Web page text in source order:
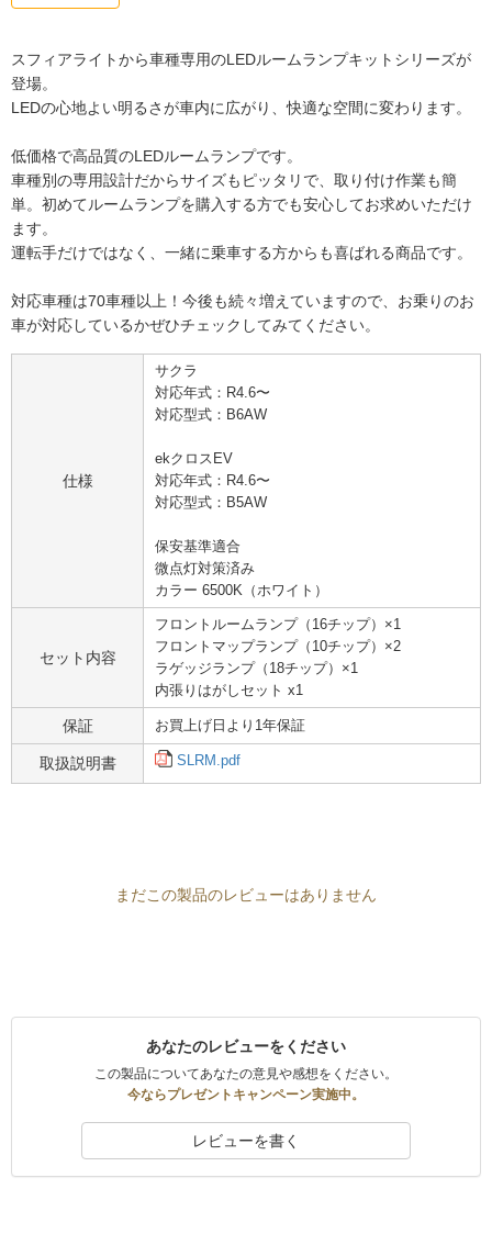
スフィアライトから車種専用のLEDルームランプキットシリーズが
登場。
LEDの心地よい明るさが車内に広がり、快適な空間に変わります。
低価格で高品質のLEDルームランプです。
車種別の専用設計だからサイズもピッタリで、取り付け作業も簡
単。初めてルームランプを購入する方でも安心してお求めいただけ
ます。
運転手だけではなく、一緒に乗車する方からも喜ばれる商品です。
対応車種は70車種以上！今後も続々増えていますので、お乗りのお
車が対応しているかぜひチェックしてみてください。
仕様
サクラ
対応年式：R4.6〜
対応型式：B6AW
ekクロスEV
対応年式：R4.6〜
対応型式：B5AW
保安基準適合
微点灯対策済み
カラー 6500K（ホワイト）
セット内容
フロントルームランプ（16チップ）×1
フロントマップランプ（10チップ）×2
ラゲッジランプ（18チップ）×1
内張りはがしセット x1
保証 お買上げ日より1年保証
取扱説明書 SLRM.pdf
まだこの製品のレビューはありません
あなたのレビューをください
この製品についてあなたの意見や感想をください。
今ならプレゼントキャンペーン実施中。
レビューを書く